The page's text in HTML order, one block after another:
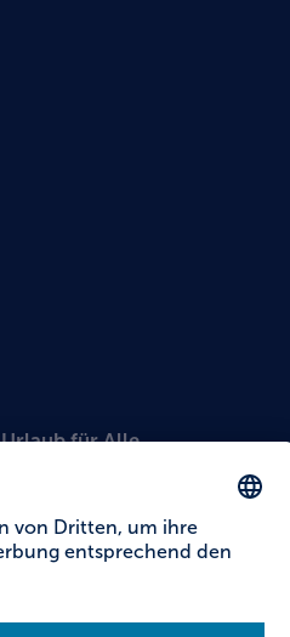
Urlaub für Alle